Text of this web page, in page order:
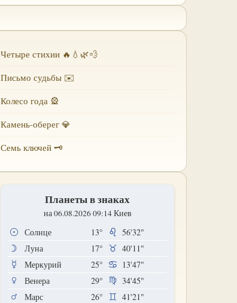
Четыре стихии 🔥💧🌿💨
Письмо судьбы ✉️
Колесо года 🎡
Камень-оберег 💎
Семь ключей 🗝
Планеты в знаках
на 06.08.2026 09:14 Киев
Солнце 13°
56'32"
Луна
17°
40'11"
Меркурий
25°
13'47"
Венера
29°
34'45"
Марс
26°
41'21"